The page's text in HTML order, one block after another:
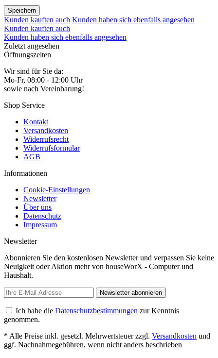
Speichern
Kunden kauften auch Kunden haben sich ebenfalls angesehen
Kunden kauften auch
Kunden haben sich ebenfalls angesehen
Zuletzt angesehen
Öffnungszeiten
Wir sind für Sie da:
Mo-Fr, 08:00 - 12:00 Uhr
sowie nach Vereinbarung!
Shop Service
Kontakt
Versandkosten
Widerrufsrecht
Widerrufsformular
AGB
Informationen
Cookie-Einstellungen
Newsletter
Über uns
Datenschutz
Impressum
Newsletter
Abonnieren Sie den kostenlosen Newsletter und verpassen Sie keine
Neuigkeit oder Aktion mehr von houseWorX - Computer und
Haushalt.
Newsletter abonnieren
Ich habe die Datenschutzbestimmungen zur Kenntnis
genommen.
* Alle Preise inkl. gesetzl. Mehrwertsteuer zzgl. Versandkosten und
ggf. Nachnahmegebühren, wenn nicht anders beschrieben